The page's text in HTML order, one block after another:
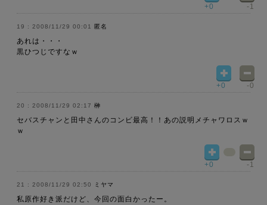
+0 -1
2008/11/29 00:01 匿名
あれは・・・
黒ひつじですなｗ
+0 -0
2008/11/29 02:17 榊
セバスチャンと田中さんのコンビ最高！！あの説明メチャワロスｗ
ｗ
+0 -1
2008/11/29 02:50 ミヤマ
私原作好き派だけど、今回の面白かったー。